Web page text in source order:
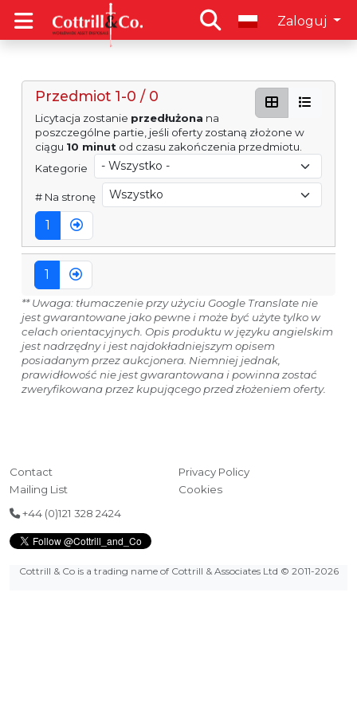
Zaloguj
Przedmiot 1-0 / 0
Licytacja zostanie przedłużona na
poszczególne partie, jeśli oferty zostaną złożone w
ciągu 10 minut od czasu zakończenia przedmiotu.
Kategorie
# Na stronę
1
1
** Uwaga: tłumaczenie przy użyciu Google Translate nie
jest gwarantowane jako pewne i może być użyte tylko w
celach orientacyjnych. Opis produktu w języku angielskim
jest nadrzędny i jest najdokładniejszym opisem
posiadanym przez aukcjonera. Niemniej jednak,
prawidłowość nie jest gwarantowana i powinna zostać
zweryfikowana przez kupującego przed złożeniem oferty.
Contact
Mailing List
Privacy Policy
Cookies
+44 (0)121 328 2424
Cottrill & Co is a trading name of Cottrill & Associates Ltd © 2011-2026